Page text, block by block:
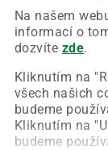
Na našem
informací o
dozvíte zde.
Kliknutím na
všech našich
budeme
Kliknutím na
budeme
Chyba
Zkuste